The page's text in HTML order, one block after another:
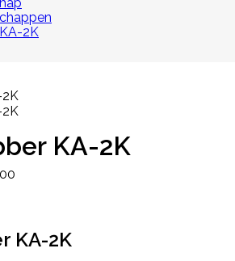
2K
KA-2K
KA-2K